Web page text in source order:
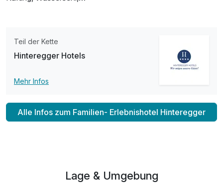
Teil der Kette
Hinteregger Hotels
Mehr Infos
Alle Infos zum Familien- Erlebnishotel Hinteregger
Lage & Umgebung